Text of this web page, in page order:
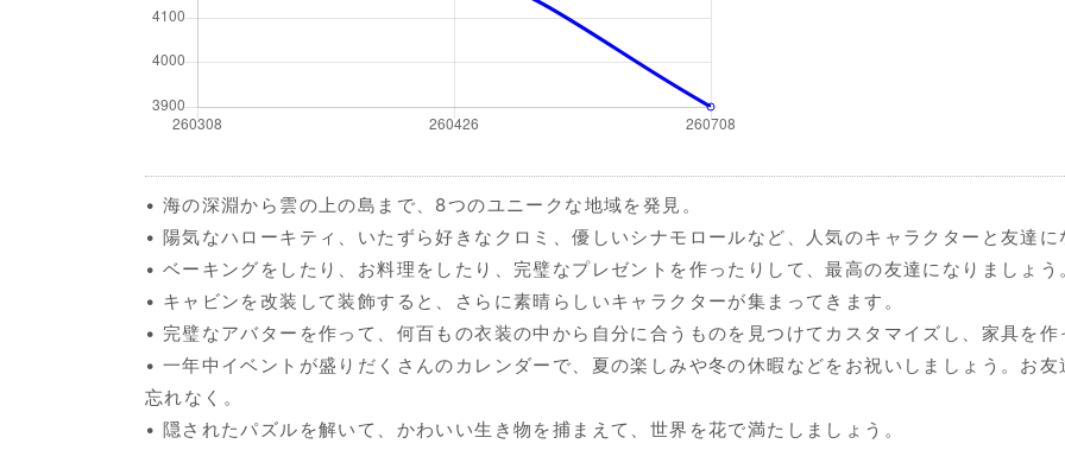
• 海の深淵から雲の上の島まで、8つのユニークな地域を発見。
• 陽気なハローキティ、いたずら好きなクロミ、優しいシナモロールなど、人気のキャラクターと友達
• ベーキングをしたり、お料理をしたり、完璧なプレゼントを作ったりして、最高の友達になりましょう
• キャビンを改装して装飾すると、さらに素晴らしいキャラクターが集まってきます。
• 完璧なアバターを作って、何百もの衣装の中から自分に合うものを見つけてカスタマイズし、家具を
• 一年中イベントが盛りだくさんのカレンダーで、夏の楽しみや冬の休暇などをお祝いしましょう。お
忘れなく。
• 隠されたパズルを解いて、かわいい生き物を捕まえて、世界を花で満たしましょう。